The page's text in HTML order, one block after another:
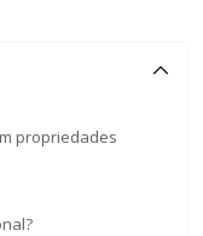
propriedades